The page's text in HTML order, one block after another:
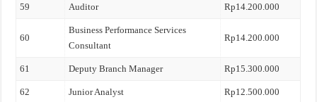
59 Auditor Rp14.200.000
60
Business Performance Services
Consultant
Rp14.200.000
61 Deputy Branch Manager Rp15.300.000
62 Junior Analyst Rp12.500.000